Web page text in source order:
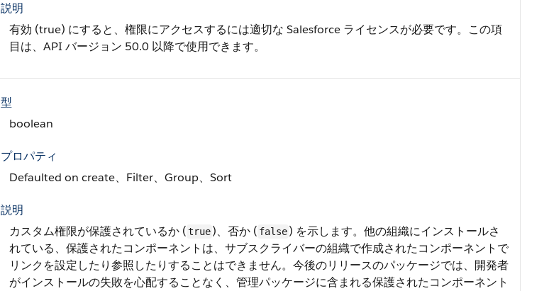
説明
有効 (true) にすると、権限にアクセスするには適切な Salesforce ライセンスが必要です。この項
目は、API バージョン 50.0 以降で使用できます。
型
boolean
プロパティ
Defaulted on create、Filter、Group、Sort
説明
カスタム権限が保護されているか (true)、否か ( false) を示します。他の組織にインストールさ
れている、保護されたコンポーネントは、サブスクライバーの組織で作成されたコンポーネントで
リンクを設定したり参照したりすることはできません。今後のリリースのパッケージでは、開発者
がインストールの失敗を心配することなく、管理パッケージに含まれる保護されたコンポーネント